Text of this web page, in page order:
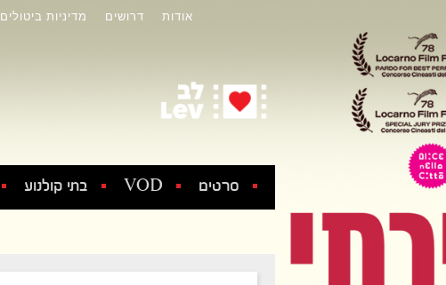
אודות דרושים מדיניות ביטולים
סרטים VOD בתי קולנוע